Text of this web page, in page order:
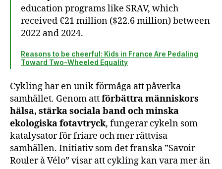
education programs like SRAV, which
received €21 million ($22.6 million) between
2022 and 2024.
Reasons to be cheerful: Kids in France Are Pedaling
Toward Two-Wheeled Equality
Cykling har en unik förmåga att påverka
samhället. Genom attförbättra människors
hälsa, stärka sociala band och minska
ekologiska fotavtryck, fungerar cykeln som
katalysator för friare och mer rättvisa
samhällen. Initiativ som det franska ”Savoir
Rouler à Vélo” visar att cykling kan vara mer än